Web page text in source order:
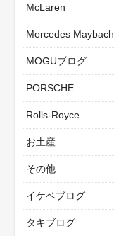
McLaren
Mercedes Maybach
MOGUブログ
PORSCHE
Rolls-Royce
お土産
その他
イケベブログ
タキブログ